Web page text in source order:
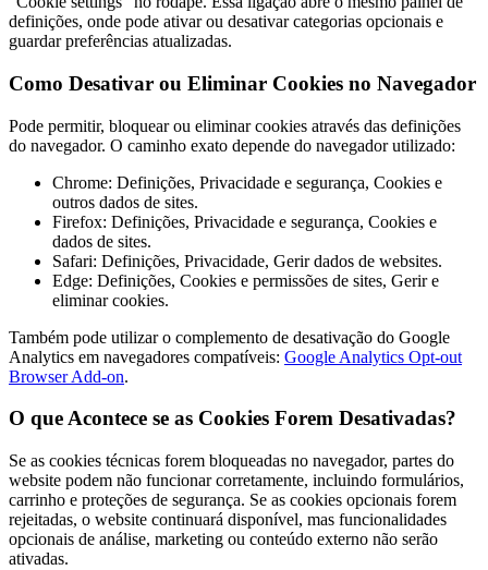
definições, onde pode ativar ou desativar categorias opcionais e
guardar preferências atualizadas.
Como Desativar ou Eliminar Cookies no Navegador
Pode permitir, bloquear ou eliminar cookies através das definições
do navegador. O caminho exato depende do navegador utilizado:
Chrome: Definições, Privacidade e segurança, Cookies e
outros dados de sites.
Firefox: Definições, Privacidade e segurança, Cookies e
dados de sites.
Safari: Definições, Privacidade, Gerir dados de websites.
Edge: Definições, Cookies e permissões de sites, Gerir e
eliminar cookies.
Também pode utilizar o complemento de desativação do Google
Analytics em navegadores compatíveis: Google Analytics Opt-out
Browser Add-on.
O que Acontece se as Cookies Forem Desativadas?
Se as cookies técnicas forem bloqueadas no navegador, partes do
website podem não funcionar corretamente, incluindo formulários,
carrinho e proteções de segurança. Se as cookies opcionais forem
rejeitadas, o website continuará disponível, mas funcionalidades
opcionais de análise, marketing ou conteúdo externo não serão
ativadas.